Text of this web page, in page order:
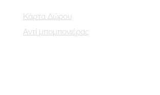
Κάρτα Δώρου
Αντί μπομπονιέρας